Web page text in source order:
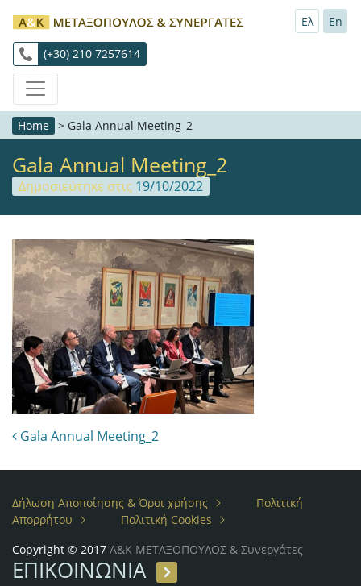
(+30) 210 7257614
Ελ En
Home > Gala Annual Meeting_2
Gala Annual Meeting_2
Δημοσιεύτηκε στις 19/10/2022
Post navigation
Gala Annual Meeting_2
Δήλωση Αποποίησης & Όροι χρήσης
Πολιτική
Απορρήτου
Πολιτική Cookies
Copyright © 2017 Α&Κ ΜΕΤΑΞΟΠΟΥΛΟΣ & Συνεργάτες
ΕΠΙΚΟΙΝΩΝΙΑ